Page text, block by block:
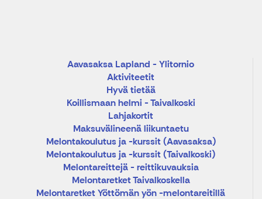
Aavasaksa Lapland - Ylitornio
Aktiviteetit
Hyvä tietää
Koillismaan helmi - Taivalkoski
Lahjakortit
Maksuvälineenä liikuntaetu
Melontakoulutus ja -kurssit (Aavasaksa)
Melontakoulutus ja -kurssit (Taivalkoski)
Melontareittejä - reittikuvauksia
Melontaretket Taivalkoskella
Melontaretket Yöttömän yön -melontareitillä